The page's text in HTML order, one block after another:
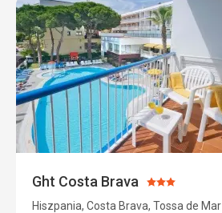
Cena
Ght Costa Brava Ocena:
3/5
Hiszpania, Costa Brava, Tossa de Mar